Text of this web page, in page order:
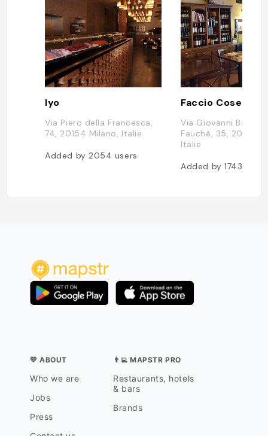
Iyo
Via Piero della Francesca,
74, 20154 Milano, Italie
Added by2054 users
Via Giovanni
Fauchè, 35, 20154
Italie
Added by1743
💛 ABOUT
Who we are
Jobs
Press
👨‍💻 MAPSTR PRO
Restaurants, hotels
& bars
Brands